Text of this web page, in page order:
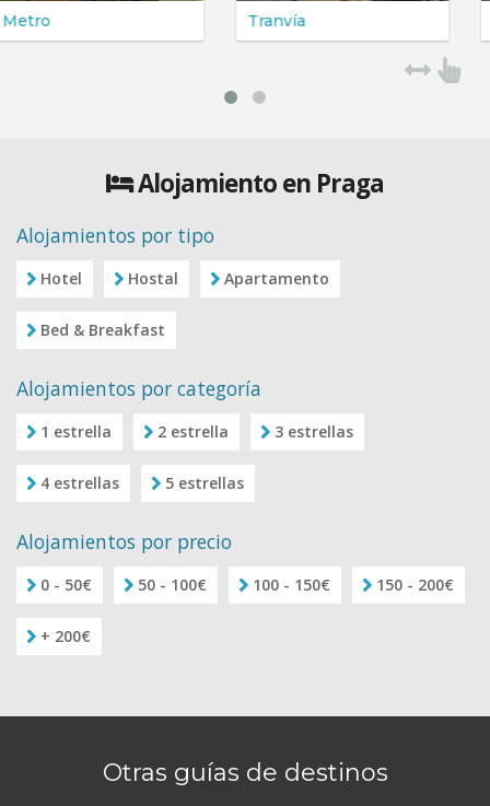
Alojamiento en Praga
Alojamientos por tipo
Hotel Hostal Apartamento
Bed & Breakfast
Alojamientos por categoría
1 estrella 2 estrella 3 estrellas
4 estrellas 5 estrellas
Alojamientos por precio
0 - 50€ 50 - 100€ 100 - 150€ 150 - 200€
+ 200€
Otras guías de destinos